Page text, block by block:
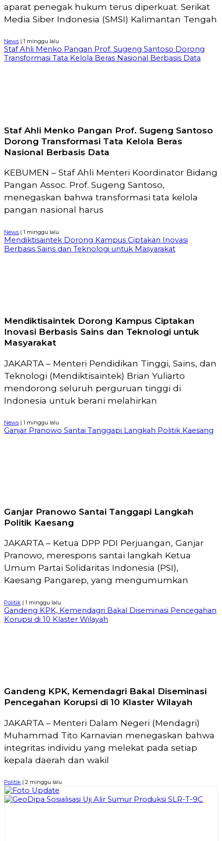
aparat penegak hukum terus diperkuat. Serikat
Media Siber Indonesia (SMSI) Kalimantan Tengah
News | 1 minggu lalu
Staf Ahli Menko Pangan Prof. Sugeng Santoso Dorong
Transformasi Tata Kelola Beras Nasional Berbasis Data
Staf Ahli Menko Pangan Prof. Sugeng Santoso
Dorong Transformasi Tata Kelola Beras
Nasional Berbasis Data
KEBUMEN – Staf Ahli Menteri Koordinator Bidang
Pangan Assoc. Prof. Sugeng Santoso,
menegaskan bahwa transformasi tata kelola
pangan nasional harus
News | 1 minggu lalu
Mendiktisaintek Dorong Kampus Ciptakan Inovasi
Berbasis Sains dan Teknologi untuk Masyarakat
Mendiktisaintek Dorong Kampus Ciptakan
Inovasi Berbasis Sains dan Teknologi untuk
Masyarakat
JAKARTA – Menteri Pendidikan Tinggi, Sains, dan
Teknologi (Mendiktisaintek) Brian Yuliarto
mendorong seluruh perguruan tinggi di
Indonesia untuk berani melahirkan
News | 1 minggu lalu
Ganjar Pranowo Santai Tanggapi Langkah Politik Kaesang
Ganjar Pranowo Santai Tanggapi Langkah
Politik Kaesang
JAKARTA – Ketua DPP PDI Perjuangan, Ganjar
Pranowo, merespons santai langkah Ketua
Umum Partai Solidaritas Indonesia (PSI),
Kaesang Pangarep, yang mengumumkan
Politik | 1 minggu lalu
Gandeng KPK, Kemendagri Bakal Diseminasi Pencegahan
Korupsi di 10 Klaster Wilayah
Gandeng KPK, Kemendagri Bakal Diseminasi
Pencegahan Korupsi di 10 Klaster Wilayah
JAKARTA – Menteri Dalam Negeri (Mendagri)
Muhammad Tito Karnavian menegaskan bahwa
integritas individu yang melekat pada setiap
kepala daerah dan wakil
Politik | 2 minggu lalu